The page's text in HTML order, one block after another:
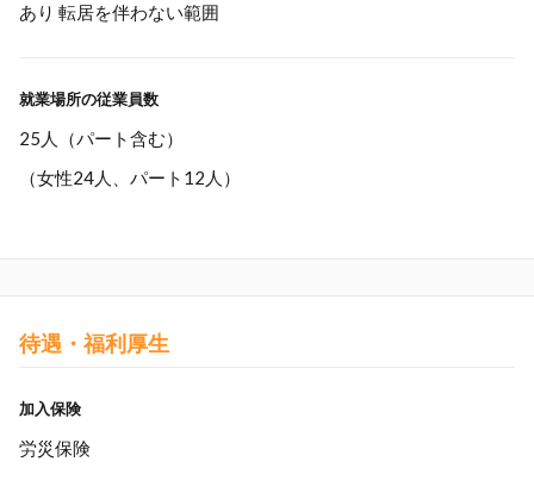
あり 転居を伴わない範囲
就業場所の従業員数
25人（パート含む）
（女性24人、パート12人）
待遇・福利厚生
加入保険
労災保険